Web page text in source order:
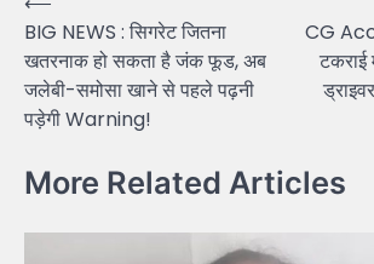
navigation
BIG NEWS : सिगरेट जितना
खतरनाक हो सकता है जंक फूड, अब
जलेबी-समोसा खाने से पहले पढ़नी
पड़ेगी Warning!
CG
टकराई
More Related Articles